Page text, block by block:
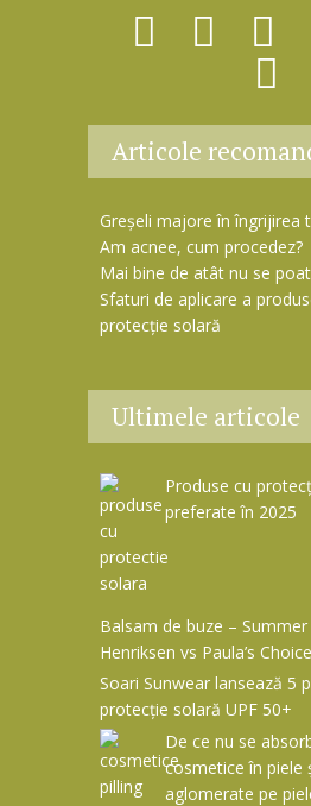
Articole
Greșeli majore în îngrijirea
Am acnee, cum procedez?
Mai bine de atât nu se
Sfaturi de aplicare a
protecție solară
Ultimele articole
Produse cu
preferate în 2025
Balsam de buze –
Henriksen vs Paula’s Choice
Soari Sunwear lansează 5
protecție solară UPF 50+
De ce nu se
cosmetice în piele
aglomerate pe